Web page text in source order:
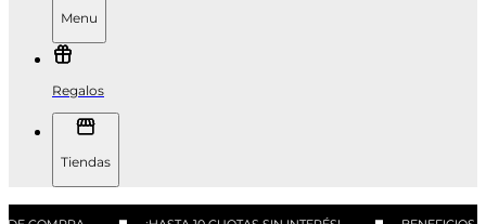
Menu
Regalos
Tiendas